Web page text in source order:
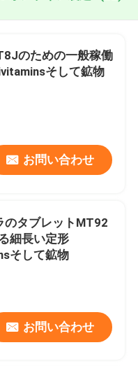
のための一般稼働
そして鉱物
お問い合わせ
のタブレットMT92
細長い定形
そして鉱物
お問い合わせ